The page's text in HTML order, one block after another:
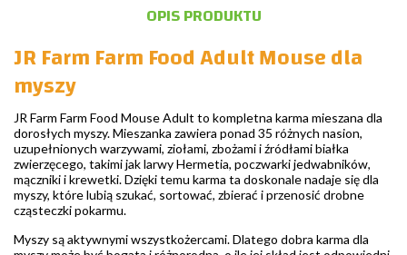
OPIS PRODUKTU
JR Farm Farm Food Adult Mouse dla
myszy
JR Farm Farm Food Mouse Adult to kompletna karma mieszana dla
dorosłych myszy. Mieszanka zawiera ponad 35 różnych nasion,
uzupełnionych warzywami, ziołami, zbożami i źródłami białka
zwierzęcego, takimi jak larwy Hermetia, poczwarki jedwabników,
mączniki i krewetki. Dzięki temu karma ta doskonale nadaje się dla
myszy, które lubią szukać, sortować, zbierać i przenosić drobne
cząsteczki pokarmu.
Myszy są aktywnymi wszystkożercami. Dlatego dobra karma dla